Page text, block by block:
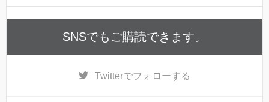
SNSでもご購読できます。
Twitterでフォローする